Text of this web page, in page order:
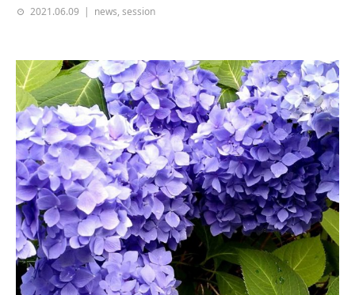
2021.06.09 news, session